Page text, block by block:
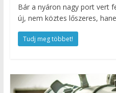
Bár a nyáron nagy port vert
új, nem köztes lőszeres,
Tudj meg többet!